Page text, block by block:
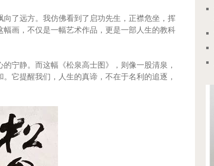
了远方。我仿佛看到了启功先生，正襟危坐，挥
画，不仅是一幅艺术作品，更是一部人生的教科
宁静。而这幅《松泉高士图》，则像一股清泉，
它提醒我们，人生的真谛，不在于名利的追逐，